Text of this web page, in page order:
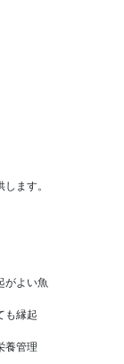
ます。
がよい魚
も縁起
養管理